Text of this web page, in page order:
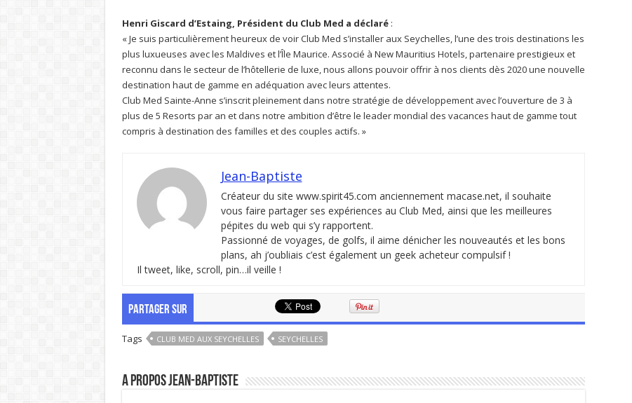
Henri Giscard d’Estaing, Président du Club Med a déclaré:
« Je suis particulièrement heureux de voir Club Med s’installer aux Seychelles, l’une des trois destinations les
plus luxueuses avec les Maldives et l’Île Maurice. Associé à New Mauritius Hotels, partenaire prestigieux et
reconnu dans le secteur de l’hôtellerie de luxe, nous allons pouvoir offrir à nos clients dès 2020 une nouvelle
destination haut de gamme en adéquation avec leurs attentes.
Club Med Sainte-Anne s’inscrit pleinement dans notre stratégie de développement avec l’ouverture de 3 à
plus de 5 Resorts par an et dans notre ambition d’être le leader mondial des vacances haut de gamme tout
compris à destination des familles et des couples actifs. »
Jean-Baptiste
Créateur du site www.spirit45.com anciennement macase.net, il souhaite
vous faire partager ses expériences au Club Med, ainsi que les meilleures
pépites du web qui s’y rapportent.
Passionné de voyages, de golfs, il aime dénicher les nouveautés et les bons
plans, ah j’oubliais c’est également un geek acheteur compulsif !
Il tweet, like, scroll, pin…il veille !
PARTAGER SUR
Tags CLUB MED AUX SEYCHELLES SEYCHELLES
A propos Jean-Baptiste